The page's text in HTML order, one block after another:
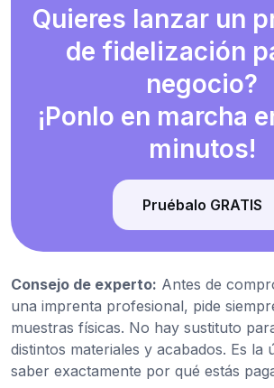
Quieres lanzar un
de fidelización
negocio?
¡Ponlo en marcha
minutos!
Pruébalo GRATIS
Consejo de experto: Antes de
una imprenta profesional, pide
muestras físicas. No hay sustituto
distintos materiales y acabados. Es la
saber exactamente por qué estás